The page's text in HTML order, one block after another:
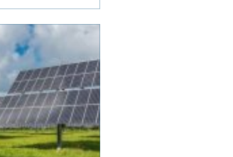
eller for tungt til
kunne læsses på
lastbil.